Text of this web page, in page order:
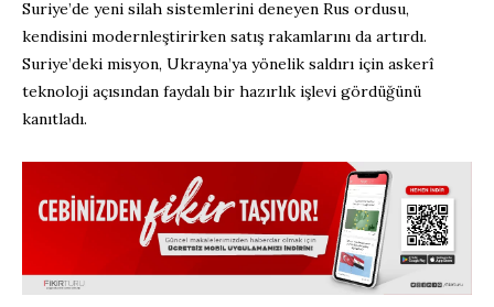
Suriye’de yeni silah sistemlerini deneyen Rus ordusu,
kendisini modernleştirirken satış rakamlarını da artırdı.
Suriye’deki misyon, Ukrayna’ya yönelik saldırı için askerî
teknoloji açısından faydalı bir hazırlık işlevi gördüğünü
kanıtladı.